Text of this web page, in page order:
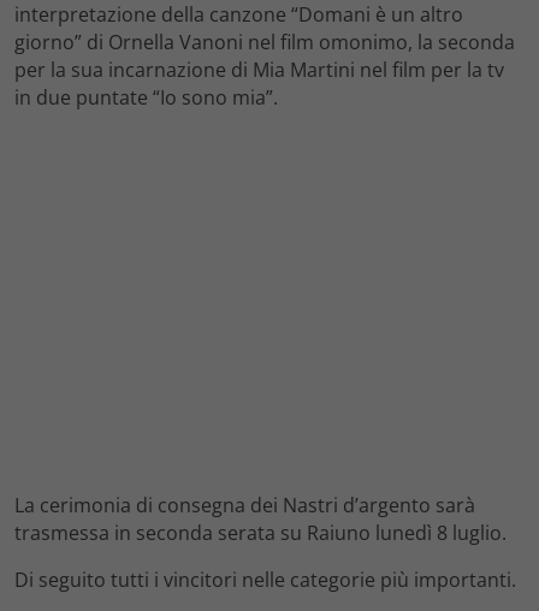
interpretazione della canzone “Domani è un altro
giorno” di Ornella Vanoni nel film omonimo, la seconda
per la sua incarnazione di Mia Martini nel film per la tv
in due puntate “Io sono mia”.
La cerimonia di consegna dei Nastri d’argento sarà
trasmessa in seconda serata su Raiuno lunedì 8 luglio.
Di seguito tutti i vincitori nelle categorie più importanti.